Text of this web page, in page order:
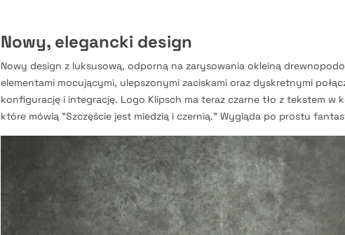
Nowy, elegancki design
Nowy design z luksusową, odporną na zarysowania okleiną
elementami mocującymi, ulepszonymi zaciskami oraz dyskretnymi
konfigurację i integrację. Logo Klipsch ma teraz czarne tło z tekstem w
które mówią "Szczęście jest miedzią i czernią." Wygląda po prostu